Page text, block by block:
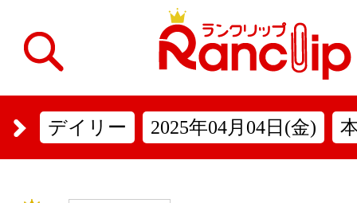
デイリー 2025年04月04日(金)